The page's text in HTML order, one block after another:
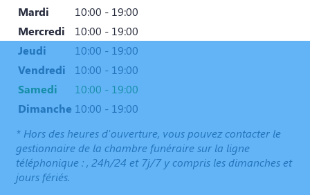
Mardi
10:00 - 19:00
Mercredi
10:00 - 19:00
Jeudi
10:00 - 19:00
Vendredi
10:00 - 19:00
Samedi
10:00 - 19:00
Dimanche 10:00 - 19:00
* Hors des heures d'ouverture, vous pouvez contacter le
gestionnaire de la chambre funéraire sur la ligne
téléphonique : , 24h/24 et 7j/7 y compris les dimanches et
jours fériés.